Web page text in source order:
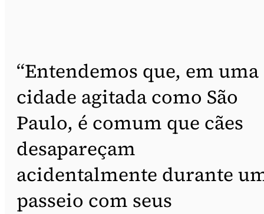
“Entendemos que, em uma
cidade agitada como São
Paulo, é comum que cães
desapareçam
acidentalmente durante
passeio com seus